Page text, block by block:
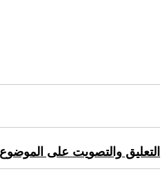
التعليق والتصويت على